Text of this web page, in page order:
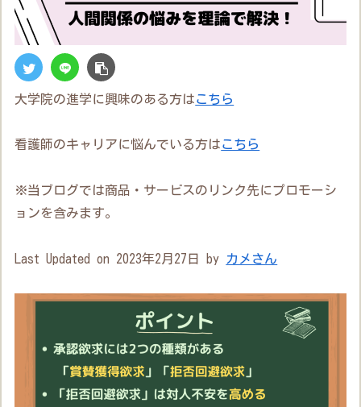
大学院の進学に興味のある方はこちら
看護師のキャリアに悩んでいる方はこちら
※当ブログでは商品・サービスのリンク先にプロモーシ
ョンを含みます。
Last Updated on 2023年2月27日 by カメさん